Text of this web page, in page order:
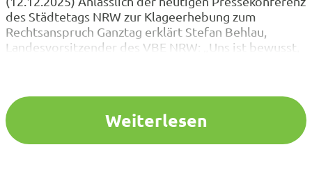
des Städtetags NRW zur Klageerhebung zum
Rechtsanspruch Ganztag erklärt Stefan Behlau,
Landesvorsitzender des VBE NRW: „Uns ist bewusst,
Plätze zu sorgen. Entscheidend ist…
Weiterlesen